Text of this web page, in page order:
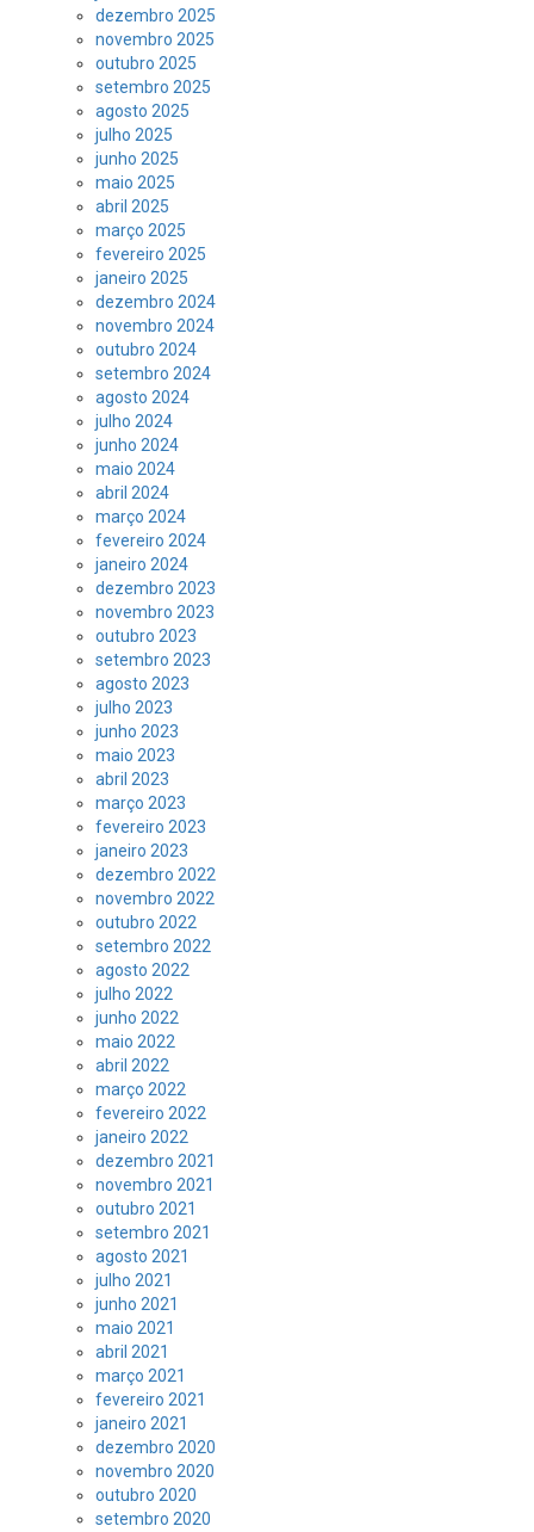
dezembro 2025
novembro 2025
outubro 2025
setembro 2025
agosto 2025
julho 2025
junho 2025
maio 2025
abril 2025
março 2025
fevereiro 2025
janeiro 2025
dezembro 2024
novembro 2024
outubro 2024
setembro 2024
agosto 2024
julho 2024
junho 2024
maio 2024
abril 2024
março 2024
fevereiro 2024
janeiro 2024
dezembro 2023
novembro 2023
outubro 2023
setembro 2023
agosto 2023
julho 2023
junho 2023
maio 2023
abril 2023
março 2023
fevereiro 2023
janeiro 2023
dezembro 2022
novembro 2022
outubro 2022
setembro 2022
agosto 2022
julho 2022
junho 2022
maio 2022
abril 2022
março 2022
fevereiro 2022
janeiro 2022
dezembro 2021
novembro 2021
outubro 2021
setembro 2021
agosto 2021
julho 2021
junho 2021
maio 2021
abril 2021
março 2021
fevereiro 2021
janeiro 2021
dezembro 2020
novembro 2020
outubro 2020
setembro 2020